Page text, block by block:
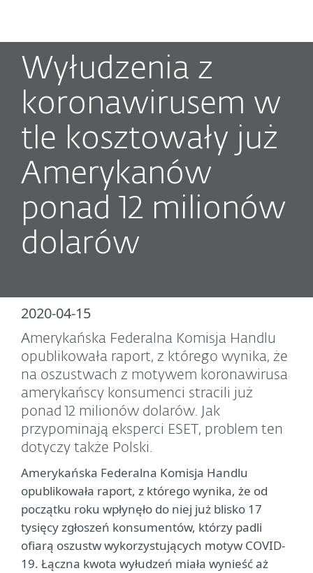
Wyłudzenia z
koronawirusem w
tle kosztowały już
Amerykanów
ponad 12 milionów
dolarów
2020-04-15
Amerykańska Federalna Komisja Handlu
opublikowała raport, z którego wynika, że
na oszustwach z motywem koronawirusa
amerykańscy konsumenci stracili już
ponad 12 milionów dolarów. Jak
przypominają eksperci ESET, problem ten
dotyczy także Polski.
Amerykańska Federalna Komisja Handlu
opublikowała raport, z którego wynika, że od
początku roku wpłynęło do niej już blisko 17
tysięcy zgłoszeń konsumentów, którzy padli
ofiarą oszustw wykorzystujących motyw COVID-
19. Łączna kwota wyłudzeń miała wynieść aż